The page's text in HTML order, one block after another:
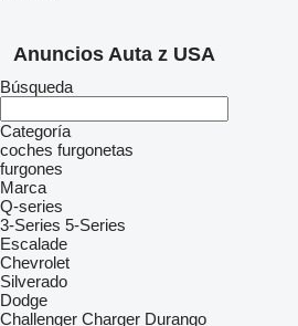
Anuncios Auta z USA
Búsqueda
Categoría
coches furgonetas
furgones
Marca
Q-series
3-Series 5-Series
Escalade
Chevrolet
Silverado
Dodge
Challenger Charger Durango